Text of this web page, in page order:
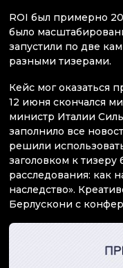
ROI был примерно
было
запустили по две
разными тизерами.
Кейс мог оказаться
12 июня скончался
министр Италии
заполнило все
решили
заголовком к тизеру
расследования: как
наследство».
Берлускони с